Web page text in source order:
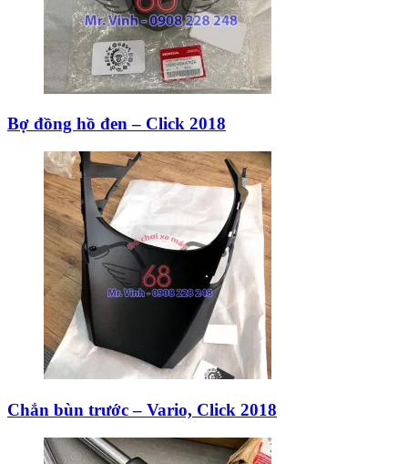
Bợ đồng hồ đen – Click 2018
Chắn bùn trước – Vario, Click 2018